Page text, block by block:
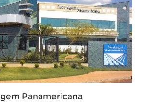
Panamericana